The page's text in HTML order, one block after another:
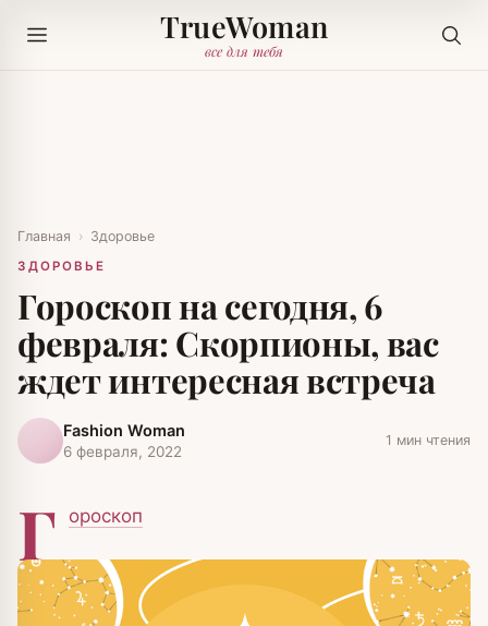
TrueWoman
все для тебя
Главная › Здоровье
ЗДОРОВЬЕ
Гороскоп на сегодня, 6
февраля: Скорпионы, вас
ждет интересная встреча
Fashion Woman
6 февраля, 2022
1 мин чтения
Г ороскоп